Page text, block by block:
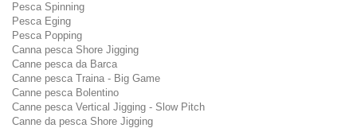
Pesca Spinning
Pesca Eging
Pesca Popping
Canna pesca Shore Jigging
Canne pesca da Barca
Canne pesca Traina - Big Game
Canne pesca Bolentino
Canne pesca Vertical Jigging - Slow Pitch
Canne da pesca Shore Jigging